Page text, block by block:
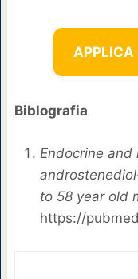
APPLICA
Biblografia
Endocrine
to 58 year old
https://